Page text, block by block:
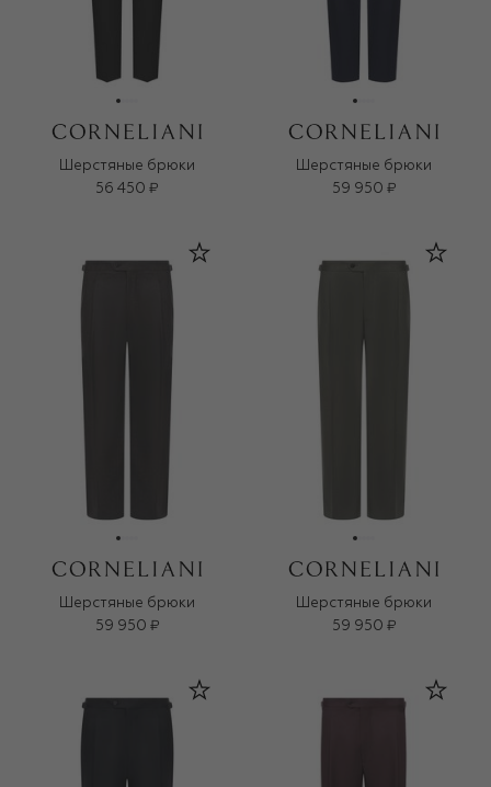
Шерстяные брюки
56 450 ₽
Шерстяные брюки
59 950 ₽
Шерстяные брюки
59 950 ₽
Шерстяные брюки
59 950 ₽